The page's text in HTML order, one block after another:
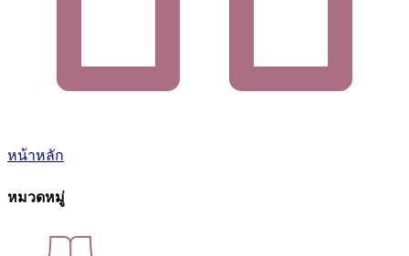
หน้าหลัก
หมวดหมู่